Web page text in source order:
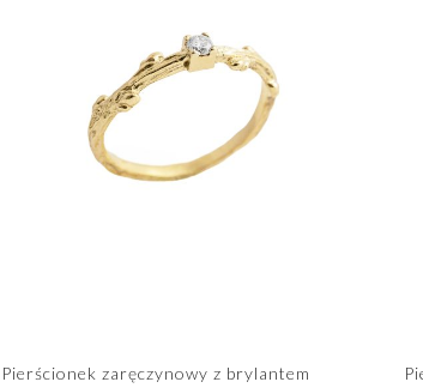
Pierścionek zaręczynowy z brylantem